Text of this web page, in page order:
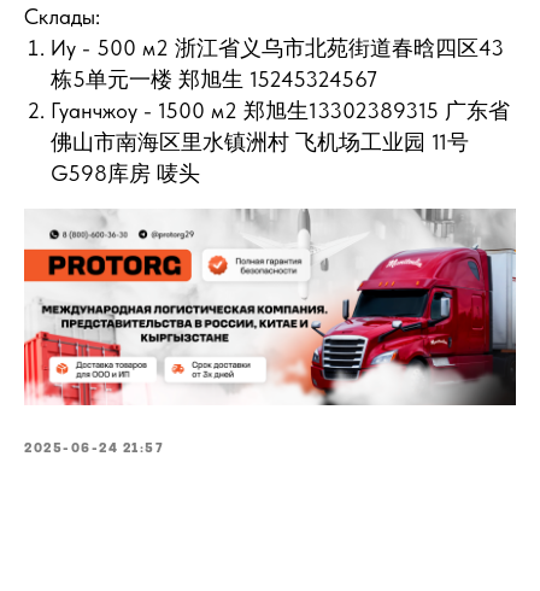
Склады:
Иу - 500 м2 浙江省义乌市北苑街道春晗四区43
栋5单元一楼 郑旭生 15245324567
Гуанчжоу - 1500 м2 郑旭生13302389315 广东省
佛山市南海区里水镇洲村 飞机场工业园 11号
G598库房 唛头
2025-06-24 21:57